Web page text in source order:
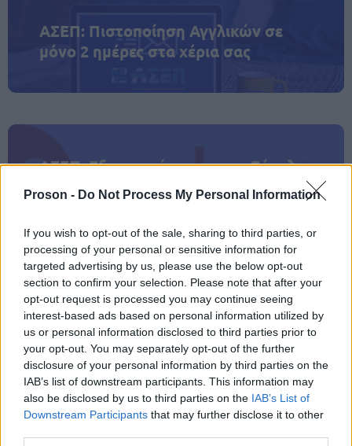
Proson - Do Not Process My Personal Information
If you wish to opt-out of the sale, sharing to third parties, or
processing of your personal or sensitive information for
targeted advertising by us, please use the below opt-out
section to confirm your selection. Please note that after your
opt-out request is processed you may continue seeing
interest-based ads based on personal information utilized by
us or personal information disclosed to third parties prior to
your opt-out. You may separately opt-out of the further
disclosure of your personal information by third parties on the
IAB’s list of downstream participants. This information may
also be disclosed by us to third parties on the IAB’s List of
Downstream Participants that may further disclose it to other
ΑΣΕΠ: Πιστοποίηση Αγγλικών σε
μόνο 2 ημέρες στα χέρια σας
ΑΣΕΠ: Εξ αποστάσεως η πιο Εύκολη
Πιστοποίηση Υπολογιστών σε 2
Μάθε πρώτος όλες τις σημαντικές
ειδήσεις.
Βάλε το proson.gr στα αποτελέσματα
αναζήτησης της Google